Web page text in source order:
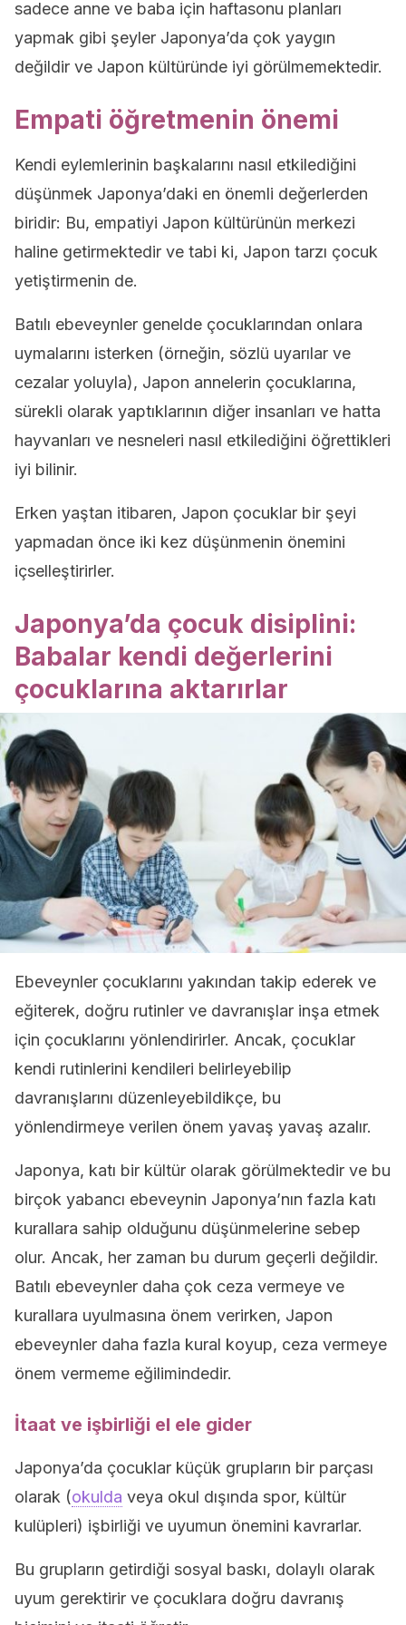
sadece anne ve baba için haftasonu planları
yapmak gibi şeyler Japonya’da çok yaygın
değildir ve Japon kültüründe iyi görülmemektedir.
Empati öğretmenin önemi
Kendi eylemlerinin başkalarını nasıl etkilediğini
düşünmek Japonya’daki en önemli değerlerden
biridir: Bu, empatiyi Japon kültürünün merkezi
haline getirmektedir ve tabi ki, Japon tarzı çocuk
yetiştirmenin de.
Batılı ebeveynler genelde çocuklarından onlara
uymalarını isterken (örneğin, sözlü uyarılar ve
cezalar yoluyla), Japon annelerin çocuklarına,
sürekli olarak yaptıklarının diğer insanları ve hatta
hayvanları ve nesneleri nasıl etkilediğini öğrettikleri
iyi bilinir.
Erken yaştan itibaren, Japon çocuklar bir şeyi
yapmadan önce iki kez düşünmenin önemini
içselleştirirler.
Japonya’da çocuk disiplini:
Babalar kendi değerlerini
çocuklarına aktarırlar
Ebeveynler çocuklarını yakından takip ederek ve
eğiterek, doğru rutinler ve davranışlar inşa etmek
için çocuklarını yönlendirirler. Ancak, çocuklar
kendi rutinlerini kendileri belirleyebilip
davranışlarını düzenleyebildikçe, bu
yönlendirmeye verilen önem yavaş yavaş azalır.
Japonya, katı bir kültür olarak görülmektedir ve bu
birçok yabancı ebeveynin Japonya’nın fazla katı
kurallara sahip olduğunu düşünmelerine sebep
olur. Ancak, her zaman bu durum geçerli değildir.
Batılı ebeveynler daha çok ceza vermeye ve
kurallara uyulmasına önem verirken, Japon
ebeveynler daha fazla kural koyup, ceza vermeye
önem vermeme eğilimindedir.
İtaat ve işbirliği el ele gider
Japonya’da çocuklar küçük grupların bir parçası
olarak (okulda veya okul dışında spor, kültür
kulüpleri) işbirliği ve uyumun önemini kavrarlar.
Bu grupların getirdiği sosyal baskı, dolaylı olarak
uyum gerektirir ve çocuklara doğru davranış